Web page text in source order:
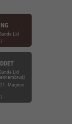
Lid
Lid
Magnus